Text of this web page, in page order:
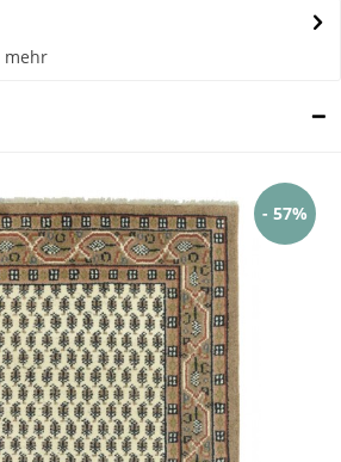
mehr
- 57%